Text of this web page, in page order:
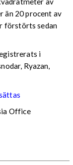
än 20 procent av
förstörts sedan
i
Ryazan,
Office